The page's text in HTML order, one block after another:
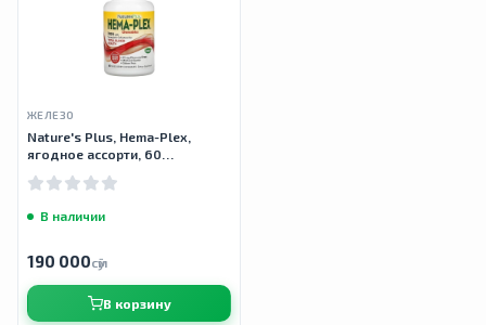
ЖЕЛЕЗО
Nature's Plus, Hema-Plex,
ягодное ассорти, 60
В наличии
190 000сӯм
В корзину